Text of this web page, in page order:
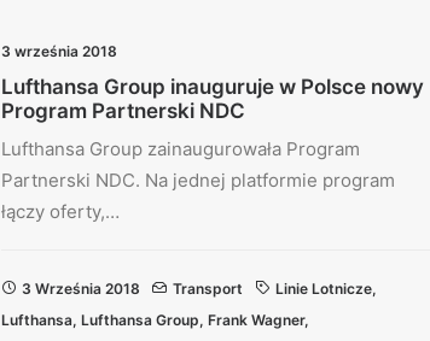
3 września 2018
Lufthansa Group inauguruje w Polsce nowy
Program Partnerski NDC
Lufthansa Group zainaugurowała Program
Partnerski NDC. Na jednej platformie program
łączy oferty,…
3 Września 2018 Transport Linie Lotnicze,
Lufthansa, Lufthansa Group, Frank Wagner,